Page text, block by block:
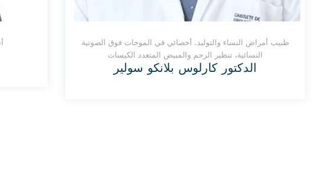
طبيب أمراض النساء والتوليد. أخصائي في الموجات فوق الصوتية
النسائية، تنظير الرحم والمبيض المتعدد الكيسات
الدكتور كارلوس بلانكو سولير